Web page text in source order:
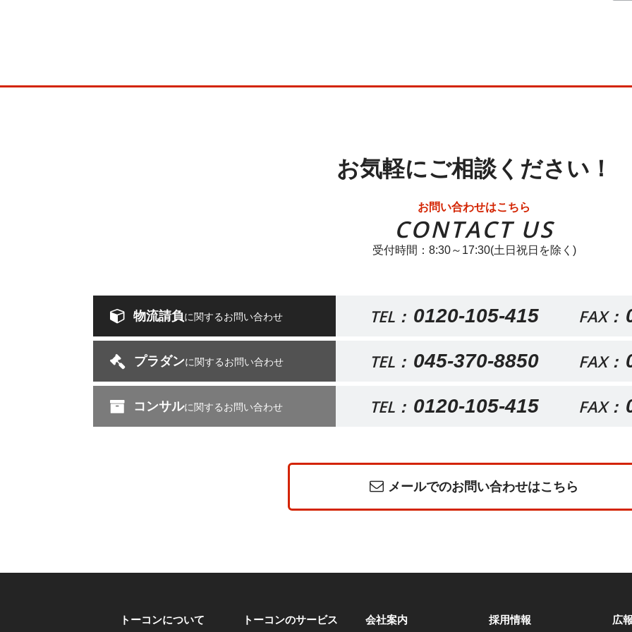
お気軽にご相談ください！
お問い合わせはこちら
CONTACT US
受付時間：8:30～17:30(土日祝日を除く)
物流請負に関するお問い合わせ TEL： 0120-105-415 FAX：
プラダンに関するお問い合わせ TEL： 045-370-8850 FAX：
コンサルに関するお問い合わせ TEL： 0120-105-415 FAX：
メールでのお問い合わせはこちら
トーコンについて トーコンのサービス 会社案内 採用情報 広報